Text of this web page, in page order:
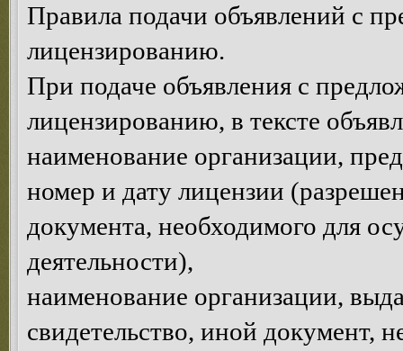
Правила подачи объявлений с
лицензированию.
При подаче объявления с
лицензированию, в тексте
наименование организации,
номер и дату лицензии
документа, необходимого для
деятельности),
наименование организации,
свидетельство, иной документ,